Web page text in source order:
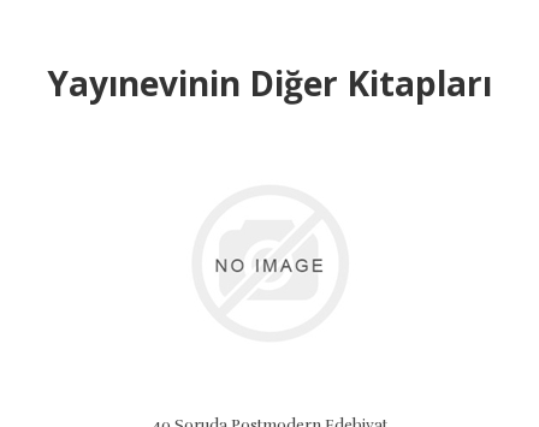
Yayınevinin Diğer Kitapları